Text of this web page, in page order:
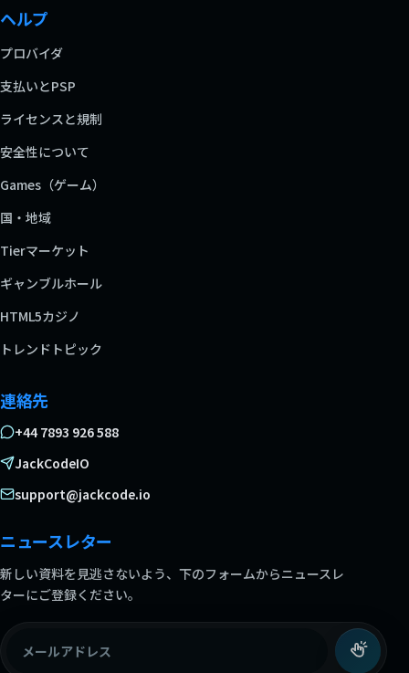
ヘルプ
プロバイダ
支払いとPSP
ライセンスと規制
安全性について
Games（ゲーム）
国・地域
Tierマーケット
ギャンブルホール
HTML5カジノ
トレンドトピック
連絡先
+44 7893 926 588
JackCodeIO
support@jackcode.io
ニュースレター
新しい資料を見逃さないよう、下のフォームからニュースレ
ターにご登録ください。